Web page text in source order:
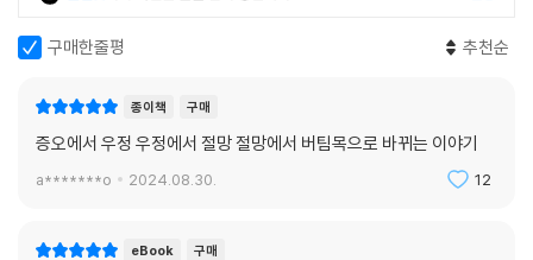
구매한줄평 추천순
종이책 구매
증오에서 우정 우정에서 절망 절망에서 버팀목으로 바뀌는 이야기
a*******o 2024.08.30. 12
eBook 구매